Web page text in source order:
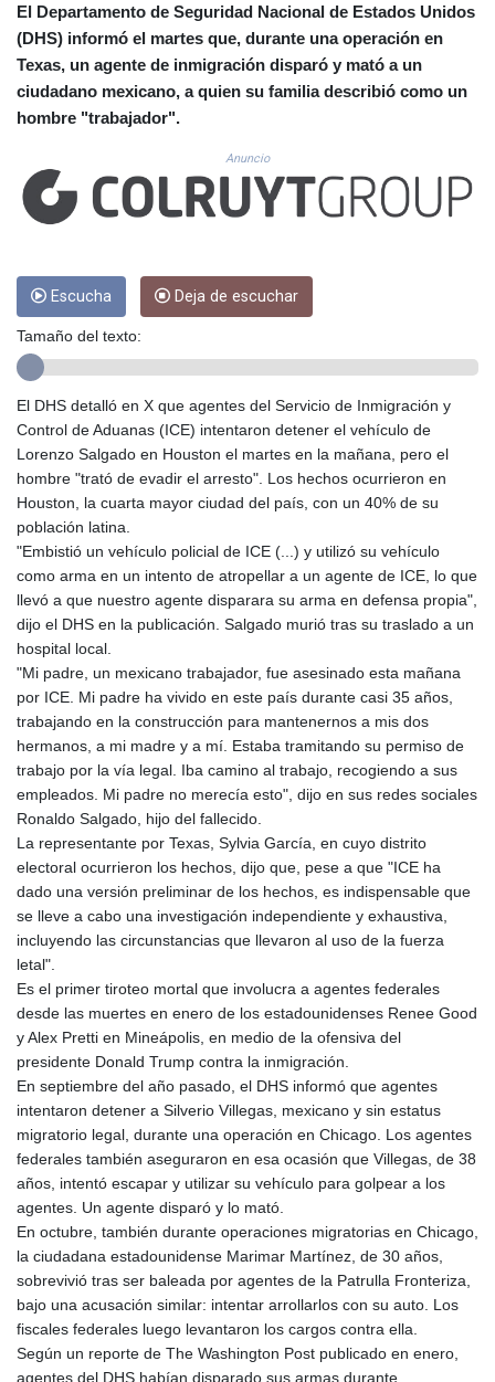
DKK 7.475778
DOP 67.445728
DZD 153.610645
EGP 57.528581
FJD 2.554253
FKP 0.858821
GBP 0.856712
GHS 13.558658
GIP 0.858821
GNF 10147.737864
GYD 241.718112
HKD 9.065451
HNL 30.967502
HRK 7.535417
HTG 151.068808
IDR 20561.109276
ILS 3.46635
IMP 0.858821
INR 109.970331
IRR
1588650.168343
ISK 142.60075
JEP 0.858821
JMD 183.483652
JOD 0.81929
JPY 182.481304
KES 149.476942
KGS 101.049317
KHR 4692.835464
KMF 493.401928
KRW 1628.763599
KYD 0.962823
KZT 541.490267
LAK 26085.892065
LBP 103461.84386
LKR 387.534794
LRD 208.545127
LSL 18.770139
LTL 3.411914
LVL 0.698955
LYD 7.349191
MAD 10.76839
MDL 20.09139
MGA 4930.319798
MKD 61.67427
MMK 2426.049949
MNT 4155.253063
El Departamento de Seguridad Nacional de Estados Unidos
(DHS) informó el martes que, durante una operación en
Texas, un agente de inmigración disparó y mató a un
ciudadano mexicano, a quien su familia describió como un
hombre "trabajador".
Anuncio
Escucha Deja de escuchar
Tamaño del texto:
El DHS detalló en X que agentes del Servicio de Inmigración y
Control de Aduanas (ICE) intentaron detener el vehículo de
Lorenzo Salgado en Houston el martes en la mañana, pero el
hombre "trató de evadir el arresto". Los hechos ocurrieron en
Houston, la cuarta mayor ciudad del país, con un 40% de su
población latina.
"Embistió un vehículo policial de ICE (...) y utilizó su vehículo
como arma en un intento de atropellar a un agente de ICE, lo que
llevó a que nuestro agente disparara su arma en defensa propia",
dijo el DHS en la publicación. Salgado murió tras su traslado a un
hospital local.
"Mi padre, un mexicano trabajador, fue asesinado esta mañana
por ICE. Mi padre ha vivido en este país durante casi 35 años,
trabajando en la construcción para mantenernos a mis dos
hermanos, a mi madre y a mí. Estaba tramitando su permiso de
trabajo por la vía legal. Iba camino al trabajo, recogiendo a sus
empleados. Mi padre no merecía esto", dijo en sus redes sociales
Ronaldo Salgado, hijo del fallecido.
La representante por Texas, Sylvia García, en cuyo distrito
electoral ocurrieron los hechos, dijo que, pese a que "ICE ha
dado una versión preliminar de los hechos, es indispensable que
se lleve a cabo una investigación independiente y exhaustiva,
incluyendo las circunstancias que llevaron al uso de la fuerza
letal".
Es el primer tiroteo mortal que involucra a agentes federales
desde las muertes en enero de los estadounidenses Renee Good
y Alex Pretti en Mineápolis, en medio de la ofensiva del
presidente Donald Trump contra la inmigración.
En septiembre del año pasado, el DHS informó que agentes
intentaron detener a Silverio Villegas, mexicano y sin estatus
migratorio legal, durante una operación en Chicago. Los agentes
federales también aseguraron en esa ocasión que Villegas, de 38
años, intentó escapar y utilizar su vehículo para golpear a los
agentes. Un agente disparó y lo mató.
En octubre, también durante operaciones migratorias en Chicago,
la ciudadana estadounidense Marimar Martínez, de 30 años,
sobrevivió tras ser baleada por agentes de la Patrulla Fronteriza,
bajo una acusación similar: intentar arrollarlos con su auto. Los
fiscales federales luego levantaron los cargos contra ella.
Según un reporte de The Washington Post publicado en enero,
agentes del DHS habían disparado sus armas durante